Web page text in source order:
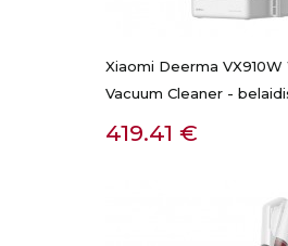
Xiaomi Deerma VX910W
Vacuum Cleaner -
Kaina
419.41 €